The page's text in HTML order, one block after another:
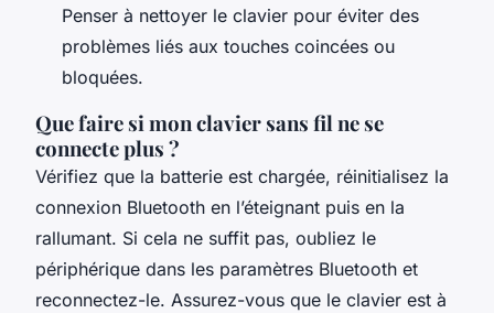
Penser à nettoyer le clavier pour éviter des
problèmes liés aux touches coincées ou
bloquées.
Que faire si mon clavier sans fil ne se
connecte plus ?
Vérifiez que la batterie est chargée, réinitialisez la
connexion Bluetooth en l’éteignant puis en la
rallumant. Si cela ne suffit pas, oubliez le
périphérique dans les paramètres Bluetooth et
reconnectez-le. Assurez-vous que le clavier est à